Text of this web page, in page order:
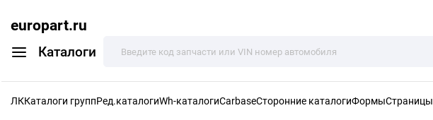
europart.ru
Каталоги
ЛККаталоги группРед.каталогиWh-каталогиCarbaseСторонние каталогиФормыСтраницы